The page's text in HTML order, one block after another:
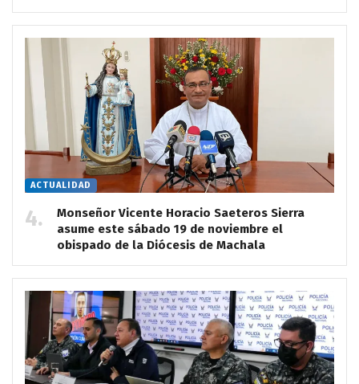
ACTUALIDAD
Monseñor Vicente Horacio Saeteros Sierra
asume este sábado 19 de noviembre el
obispado de la Diócesis de Machala